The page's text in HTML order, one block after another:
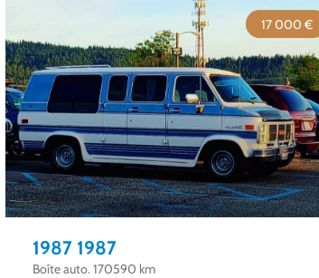
17 000 €
1987 1987
Boîte auto. 170590 km